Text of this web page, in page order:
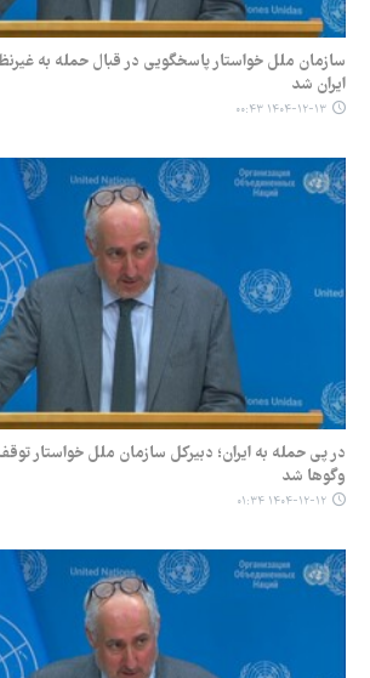
سازمان ملل خواستار پاسخگویی در قبال حمله به
ایران شد
۱۴۰۴-۱۲-۱۳ ۰۰:۴۳
در پی حمله به ایران؛ دبیرکل سازمان ملل خواستار
وگوها شد
۱۴۰۴-۱۲-۱۲ ۰۱:۳۴